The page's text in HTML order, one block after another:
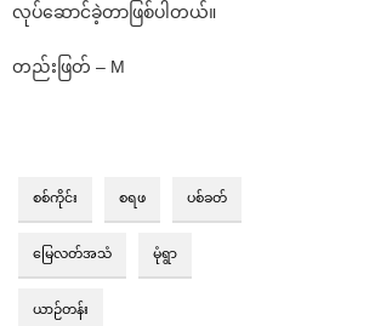
လုပ်ဆောင်ခဲ့တာဖြစ်ပါတယ်။
တည်းဖြတ် – M
စစ်ကိုင်း စရဖ ပစ်ခတ်⁩
မြေလတ်အသံ မုံရွာ
ယာဉ်တန်း